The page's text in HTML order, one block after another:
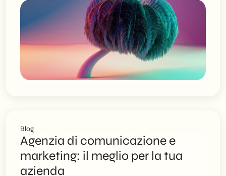
Blog
Agenzia di comunicazione e
marketing: il meglio per la tua
azienda